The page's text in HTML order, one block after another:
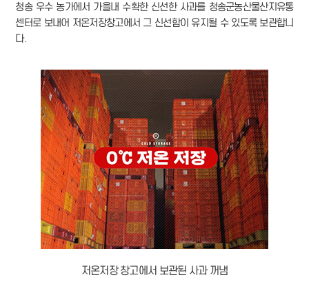
청송 우수 농가에서 가을내 수확한 신선한 사과를 청송군농산물산지유통
센터로 보내어 저온저장창고에서 그 신선함이 유지될 수 있도록 보관합니
다.
저온저장 창고에서 보관된 사과 꺼냄